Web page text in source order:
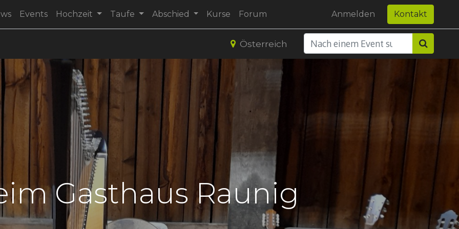
Events Hochzeit Taufe Abschied Kurse Forum Anmelden Kontakt
Österreich
Gasthaus Raunig